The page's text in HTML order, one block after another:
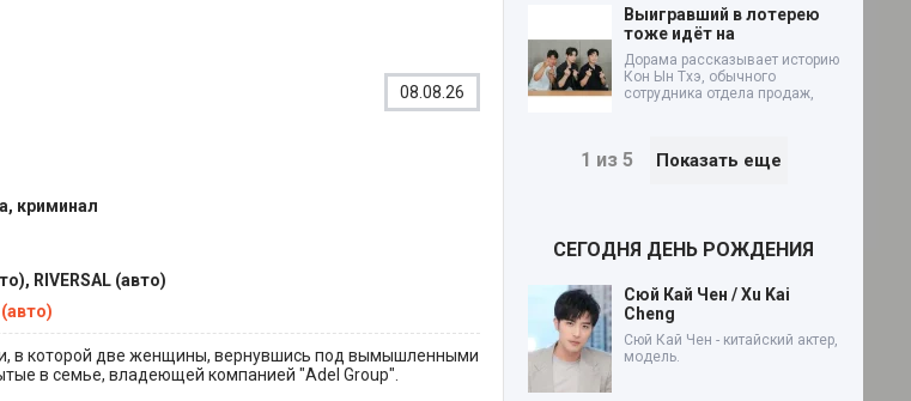
08.08.26
криминал
RIVERSAL (авто)
в которой две женщины, вернувшись под вымышленными
в семье, владеющей компанией "Adel Group".
Выигравший в лотерею
тоже идёт на
Дорама рассказывает историю
Кон Ын Тхэ, обычного
сотрудника отдела продаж,
1 из 5 Показать еще
СЕГОДНЯ ДЕНЬ РОЖДЕНИЯ
Сюй Кай Чен / Xu Kai
Cheng
Сюй Кай Чен - китайский актер,
модель.